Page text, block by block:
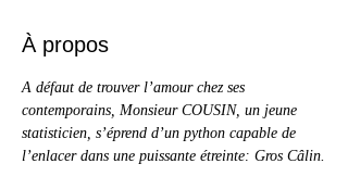
À propos
A défaut de trouver l’amour chez ses
contemporains, Monsieur COUSIN, un jeune
statisticien, s’éprend d’un python capable de
l’enlacer dans une puissante étreinte: Gros Câlin.